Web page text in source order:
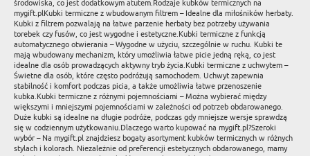
środowiska, co jest dodatkowym atutem.Rodzaje kubków termicznych na
mygift.plKubki termiczne z wbudowanym filtrem – Idealne dla miłośników herbaty.
Kubki z filtrem pozwalają na łatwe parzenie herbaty bez potrzeby używania
torebek czy fusów, co jest wygodne i estetyczne.Kubki termiczne z funkcją
automatycznego otwierania – Wygodne w użyciu, szczególnie w ruchu. Kubki te
mają wbudowany mechanizm, który umożliwia łatwe picie jedną ręką, co jest
idealne dla osób prowadzących aktywny tryb życia.Kubki termiczne z uchwytem –
Świetne dla osób, które często podróżują samochodem. Uchwyt zapewnia
stabilność i komfort podczas picia, a także umożliwia łatwe przenoszenie
kubka.Kubki termiczne z różnymi pojemnościami – Można wybierać między
większymi i mniejszymi pojemnościami w zależności od potrzeb obdarowanego.
Duże kubki są idealne na długie podróże, podczas gdy mniejsze wersje sprawdzą
się w codziennym użytkowaniu.Dlaczego warto kupować na mygift.pl?Szeroki
wybór – Na mygift.pl znajdziesz bogaty asortyment kubków termicznych w różnych
stylach i kolorach. Niezależnie od preferencji estetycznych obdarowanego, mamy